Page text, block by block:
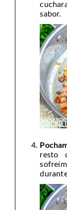
sabor.
resto